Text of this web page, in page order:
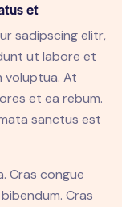
et
sadipscing elitr,
ut labore et
voluptua. At
et ea rebum.
sanctus est
Cras congue
Cras